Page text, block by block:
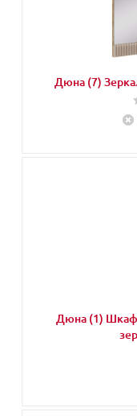
Дюна (7)
Дюна (1) Шкаф